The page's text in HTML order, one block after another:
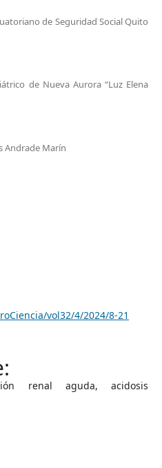
de Seguridad Social Quito
de Nueva Aurora “Luz Elena
Andrade Marín
vol32/4/2024/8-21
renal aguda, acidosis